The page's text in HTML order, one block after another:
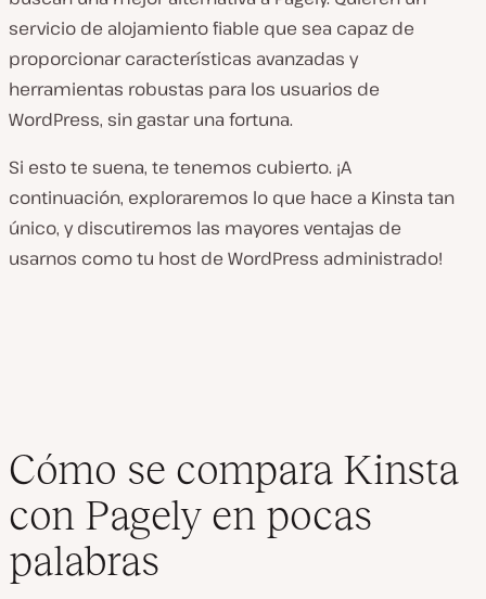
servicio de alojamiento fiable que sea capaz de
proporcionar características avanzadas y
herramientas robustas para los usuarios de
WordPress, sin gastar una fortuna.
Si esto te suena, te tenemos cubierto. ¡A
continuación, exploraremos lo que hace a Kinsta tan
único, y discutiremos las mayores ventajas de
usarnos como tu host de WordPress administrado!
Cómo se compara Kinsta
con Pagely en pocas
palabras